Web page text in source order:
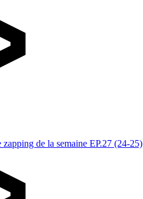
de la semaine EP.27 (24-25)